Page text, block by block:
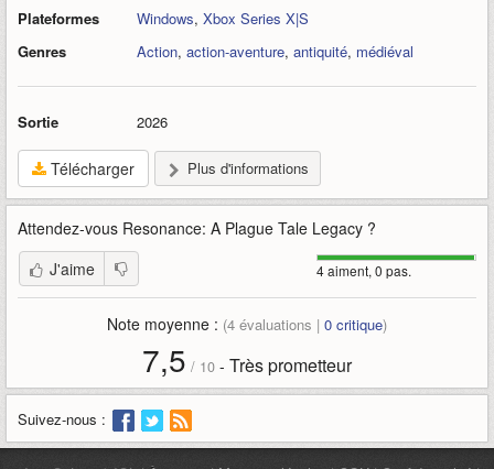
Plateformes Windows, Xbox Series X|S
Genres
Action, action-aventure, antiquité, médiéval
Sortie 2026
Télécharger Plus d'informations
Attendez-vous Resonance: A Plague Tale Legacy ?
4 aiment, 0 pas.
J'aime
Note moyenne : (4 évaluations | 0 critique)
7,5 / 10 - Très prometteur
Suivez-nous :